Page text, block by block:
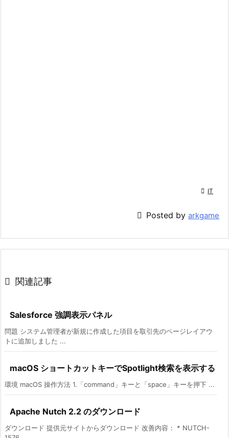
 IT
 Posted by arkgame
 関連記事
Salesforce 強調表示パネル
問題 システム管理者が新規に作成した項目を取引先のページレイアウ
トに追加しました ...
macOS ショートカットキーでSpotlight検索を表示する
環境 macOS 操作方法 1.「command」キーと「space」キーを押下 ...
Apache Nutch 2.2 のダウンロード
ダウンロード 提供元サイトからダウンロード 改善内容： * NUTCH-